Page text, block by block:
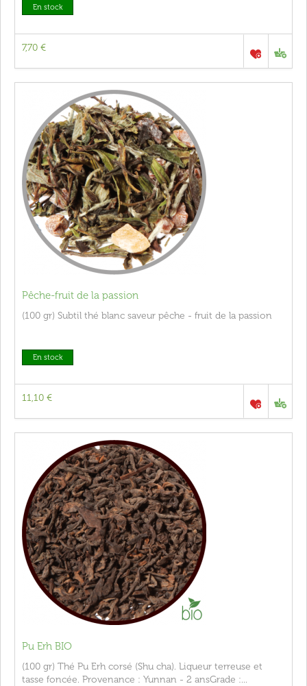
En stock
7,70 €
Pêche-fruit de la passion
(100 gr) Subtil thé blanc saveur pêche - fruit de la passion
En stock
11,10 €
Pu Erh BIO
(100 gr) Thé Pu Erh corsé (Shu cha). Liqueur terreuse et
tasse foncée. Provenance : Yunnan - 2 ansGrade :...